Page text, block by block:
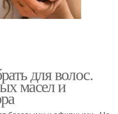
для волос.
масел и